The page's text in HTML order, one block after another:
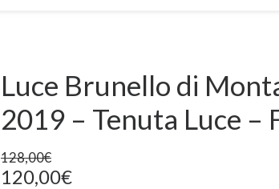
Luce Brunello di
2019 – Tenuta Luce –
128,00€
Il
120,00€Il